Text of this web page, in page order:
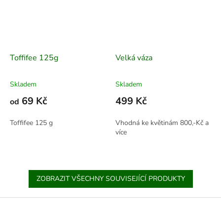
Toffifee 125g
Skladem
od 69 Kč
Toffifee 125 g
Velká váza
Skladem
499 Kč
Vhodná ke květinám 800,-Kč a
více
ZOBRAZIT VŠECHNY SOUVISEJÍCÍ PRODUKTY
Z